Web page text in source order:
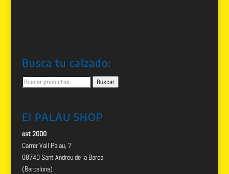
Busca tu calzado:
Buscar
por:
Buscar
El PALAU SHOP
est 2000
Carrer Vall Palau, 7
08740 Sant Andreu de la Barca
(Barcelona)